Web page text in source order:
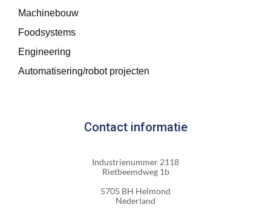
Machinebouw
Foodsystems
Engineering
Automatisering/robot projecten
Contact informatie
Industrienummer 2118
Rietbeemdweg 1b
5705 BH Helmond
Nederland